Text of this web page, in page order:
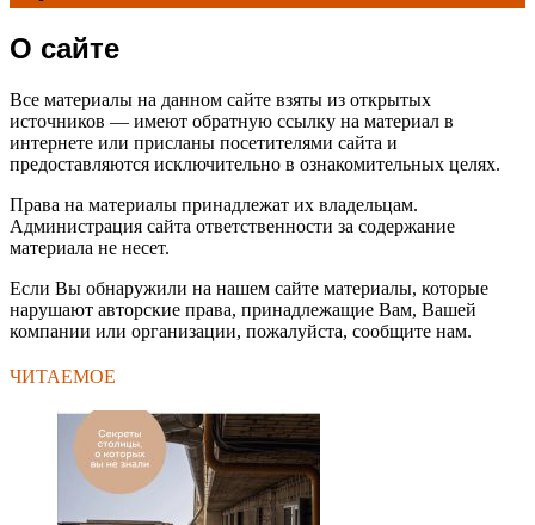
О сайте
Все материалы на данном сайте взяты из открытых
источников — имеют обратную ссылку на материал в
интернете или присланы посетителями сайта и
предоставляются исключительно в ознакомительных целях.
Права на материалы принадлежат их владельцам.
Администрация сайта ответственности за содержание
материала не несет.
Если Вы обнаружили на нашем сайте материалы, которые
нарушают авторские права, принадлежащие Вам, Вашей
компании или организации, пожалуйста, сообщите нам.
ЧИТАЕМОЕ